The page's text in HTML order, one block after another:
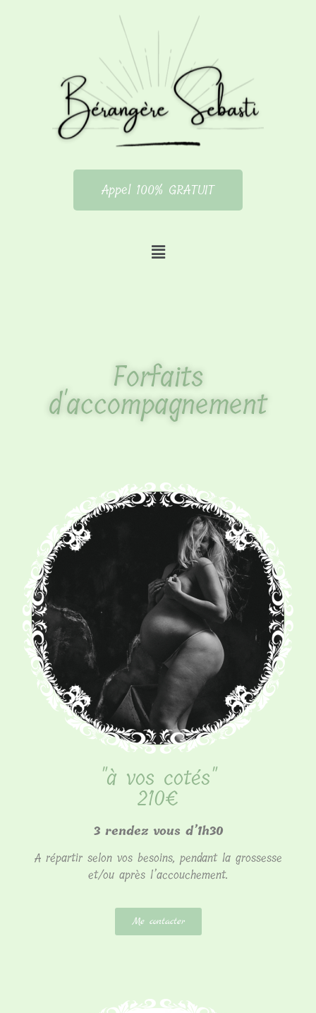
Appel 100% GRATUIT
Forfaits
d'accompagnement
"à vos cotés"
210€
3 rendez vous d’1h30
A répartir selon vos besoins, pendant la grossesse
et/ou après l’accouchement.
Me contacter